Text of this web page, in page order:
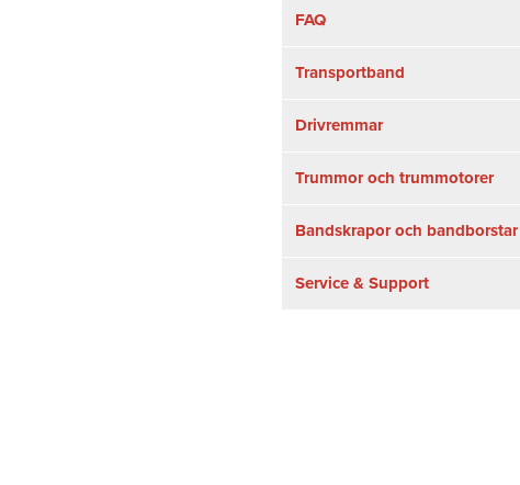
FAQ
Transportband
Drivremmar
Trummor och trummotorer
Bandskrapor och bandborstar
Service & Support